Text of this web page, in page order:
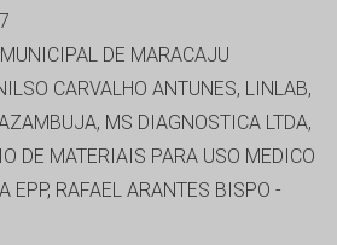
DE MARACAJU
CARVALHO ANTUNES, LINLAB,
MS DIAGNOSTICA LTDA,
DE MATERIAIS PARA USO MEDICO
EPP, RAFAEL ARANTES BISPO -